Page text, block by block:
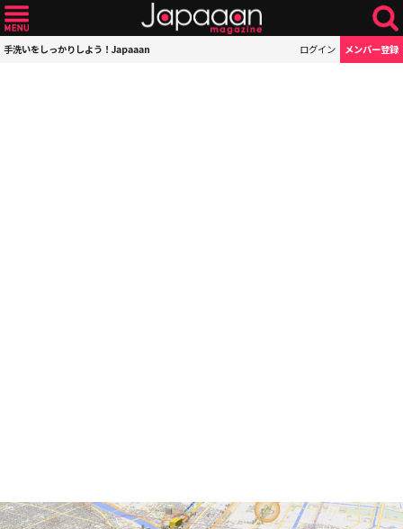
手洗いをしっかりしよう！Japaaan ログイン メンバー登録